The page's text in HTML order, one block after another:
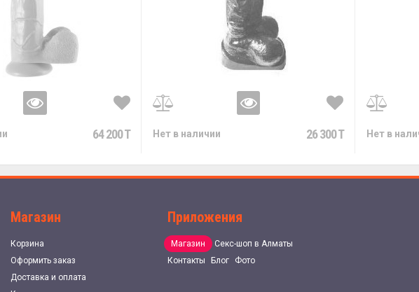
64 200 T Нет в наличии 26 300 T Нет в
Магазин
Корзина
Оформить заказ
Доставка и оплата
Приложения
Магазин
Секс-шоп в Алматы
Контакты
Блог Фото